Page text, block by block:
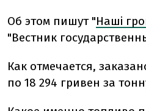
Об этом пишут "Наші
"Вестник
Как отмечается,
по 18 294 гривен за